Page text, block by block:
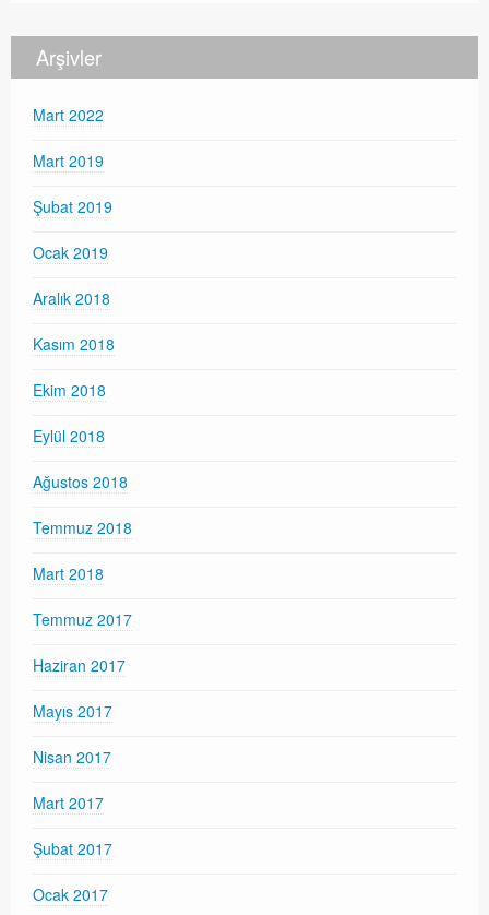
Arşivler
Mart 2022
Mart 2019
Şubat 2019
Ocak 2019
Aralık 2018
Kasım 2018
Ekim 2018
Eylül 2018
Ağustos 2018
Temmuz 2018
Mart 2018
Temmuz 2017
Haziran 2017
Mayıs 2017
Nisan 2017
Mart 2017
Şubat 2017
Ocak 2017